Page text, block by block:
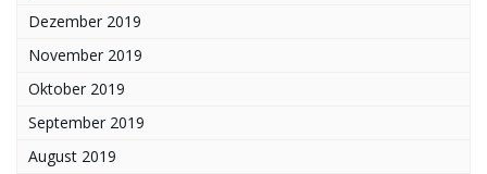
Dezember 2019
November 2019
Oktober 2019
September 2019
August 2019